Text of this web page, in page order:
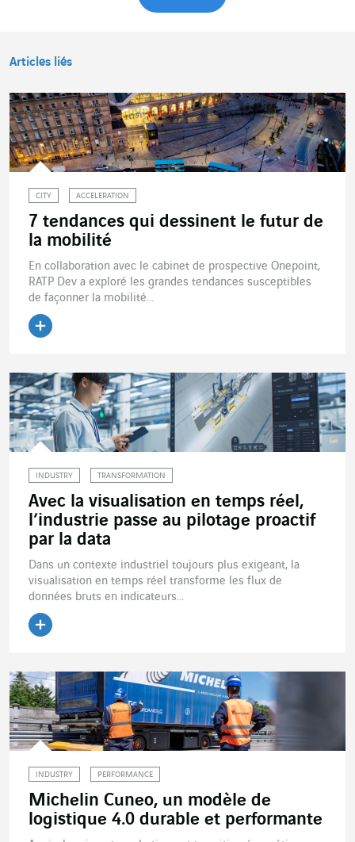
Articles liés
CITY ACCELERATION
7 tendances qui dessinent le futur de
la mobilité
En collaboration avec le cabinet de prospective Onepoint,
RATP Dev a exploré les grandes tendances susceptibles
de façonner la mobilité...
INDUSTRY TRANSFORMATION
Avec la visualisation en temps réel,
l’industrie passe au pilotage proactif
par la data
Dans un contexte industriel toujours plus exigeant, la
visualisation en temps réel transforme les flux de
données bruts en indicateurs...
INDUSTRY PERFORMANCE
Michelin Cuneo, un modèle de
logistique 4.0 durable et performante